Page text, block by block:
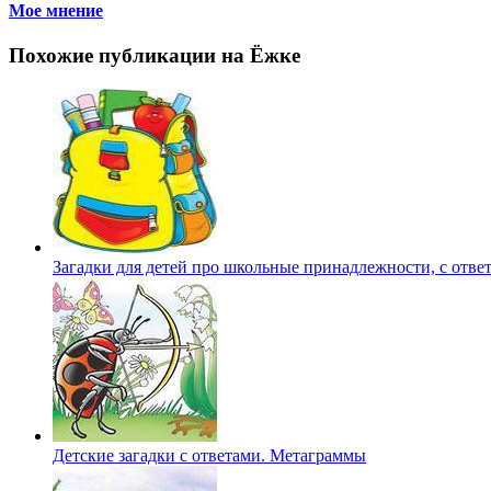
Мое мнение
Похожие публикации на Ёжке
Загадки для детей про школьные принадлежности, с
Детские загадки с ответами. Метаграммы